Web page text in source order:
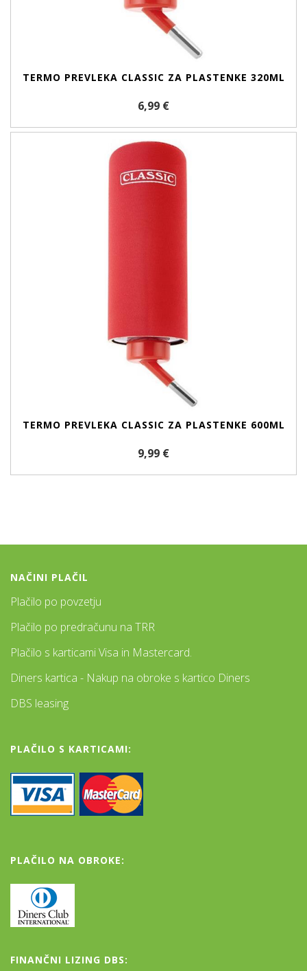
TERMO PREVLEKA CLASSIC ZA PLASTENKE 320ML
6,99 €
TERMO PREVLEKA CLASSIC ZA PLASTENKE 600ML
9,99 €
NAČINI PLAČIL
Plačilo po povzetju
Plačilo po predračunu na TRR
Plačilo s karticami Visa in Mastercard.
Diners kartica - Nakup na obroke s kartico Diners
DBS leasing
PLAČILO S KARTICAMI:
PLAČILO NA OBROKE:
FINANČNI LIZING DBS: